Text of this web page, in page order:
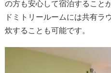
の方も安心して宿泊すること
ドミトリールームには共有ラ
炊することも可能です。